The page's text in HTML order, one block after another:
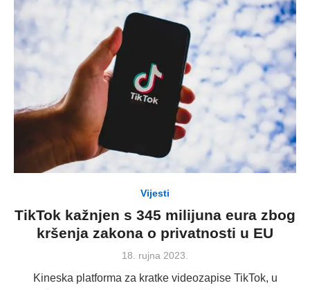
Vijesti
TikTok kažnjen s 345 milijuna eura zbog
kršenja zakona o privatnosti u EU
Posted
18. rujna 2023.
Kineska platforma za kratke videozapise TikTok, u